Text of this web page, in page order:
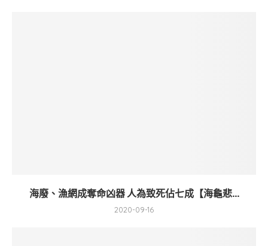
海廢、漁網成奪命凶器 人為致死佔七成【海龜悲...
2020-09-16